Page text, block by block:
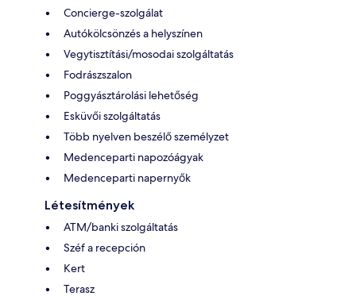
Concierge-szolgálat
Autókölcsönzés a helyszínen
Vegytisztítási/mosodai szolgáltatás
Fodrászszalon
Poggyásztárolási lehetőség
Esküvői szolgáltatás
Több nyelven beszélő személyzet
Medenceparti napozóágyak
Medenceparti napernyők
Létesítmények
ATM/banki szolgáltatás
Széf a recepción
Kert
Terasz